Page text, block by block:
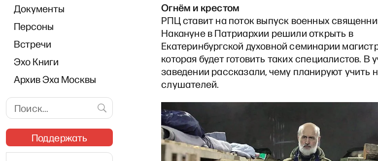
Документы
Персоны
Встречи
Эхо Книги
Архив Эха Москвы
Поддержать
Огнём и крестом
РПЦ ставит на поток выпуск военных
Накануне в Патриархии решили открыть в
Екатеринбургской духовной семинарии
которая будет готовить таких специалистов. В
заведении рассказали, чему планируют учить
слушателей.
«Особое мнение» Максима